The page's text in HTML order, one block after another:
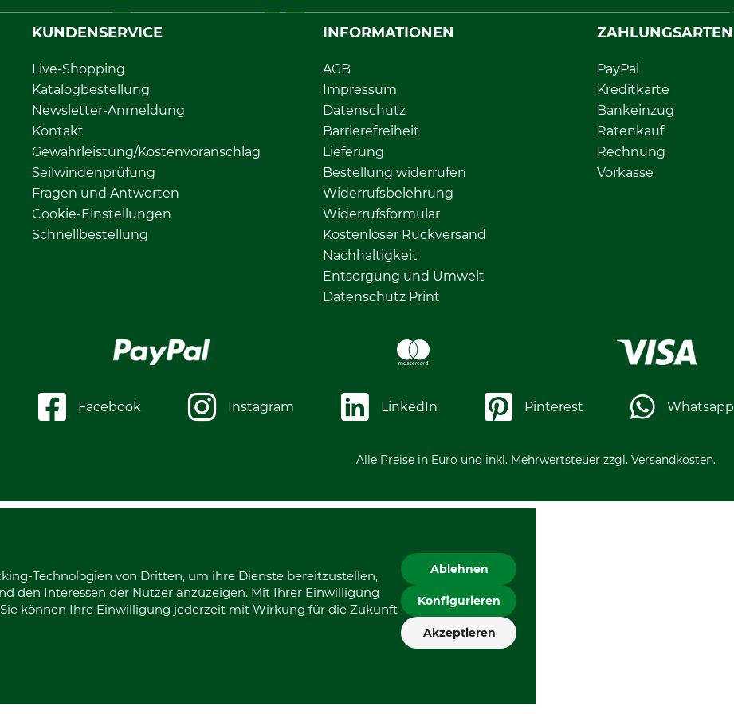
KUNDENSERVICE
Live-Shopping
Katalogbestellung
Newsletter-Anmeldung
Kontakt
Gewährleistung/Kostenvoranschlag
Seilwindenprüfung
Fragen und Antworten
Cookie-Einstellungen
Schnellbestellung
INFORMATIONEN
AGB
Impressum
Datenschutz
Barrierefreiheit
Lieferung
Bestellung widerrufen
Widerrufsbelehrung
Widerrufsformular
Kostenloser Rückversand
Nachhaltigkeit
Entsorgung und Umwelt
Datenschutz Print
ZAHLUNGSARTEN
PayPal
Kreditkarte
Bankeinzug
Ratenkauf
Rechnung
Vorkasse
Facebook Instagram LinkedIn Pinterest Whatsapp
Alle Preise in Euro und inkl. Mehrwertsteuer zzgl. Versandkosten.
Technologien von Dritten, um ihre Dienste bereitzustellen,
den Interessen der Nutzer anzuzeigen. Mit Ihrer Einwilligung
können Ihre Einwilligung jederzeit mit Wirkung für die Zukunft
Ablehnen
Konfigurieren
Akzeptieren